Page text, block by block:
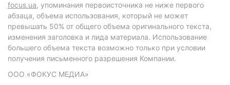
focus.ua, упоминания первоисточника не ниже первого
абзаца, объема использования, который не может
превышать 50% от общего объема оригинального текста,
изменения заголовка и лида материала. Использование
большего объема текста возможно только при условии
получения письменного разрешения Компании.
ООО «ФОКУС МЕДИА»